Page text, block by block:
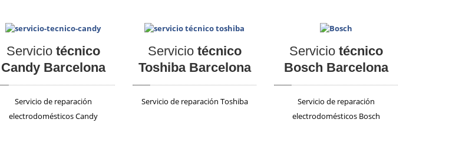
Serviciotécnico
Candy Barcelona
Servicio de reparación
electrodomésticos Candy
Serviciotécnico
Toshiba Barcelona
Servicio de reparación Toshiba
Serviciotécnico
Bosch Barcelona
Servicio de reparación
electrodomésticos Bosch